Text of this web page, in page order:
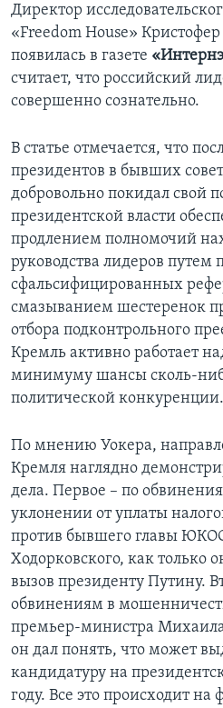
Learning English
СОЦИАЛЬНЫЕ СЕТИ
Языки
Директор
«Freedom House» Кристофер
появилась в газете
считает, что российский
совершенно сознательно.
В статье отмечается, что
президентов в бывших
добровольно покидал свой
президентской власти
продлением полномочий
руководства лидеров путем
сфальсифицированных
смазыванием шестеренок
отбора подконтрольного
Кремль активно работает
минимуму шансы сколь-
политической конкуренции.
По мнению Уокера,
Кремля наглядно
дела. Первое – по
уклонении от уплаты
против бывшего главы
Ходорковского, как только
вызов президенту Путину.
обвинениям в
премьер-министра Михаила
он дал понять, что может
кандидатуру на
году. Все это происходит